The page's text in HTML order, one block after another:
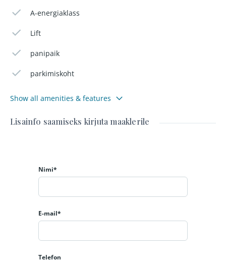
A-energiaklass
Lift
panipaik
parkimiskoht
Show all amenities & features
Lisainfo saamiseks kirjuta maaklerile
Nimi*
E-mail*
Telefon